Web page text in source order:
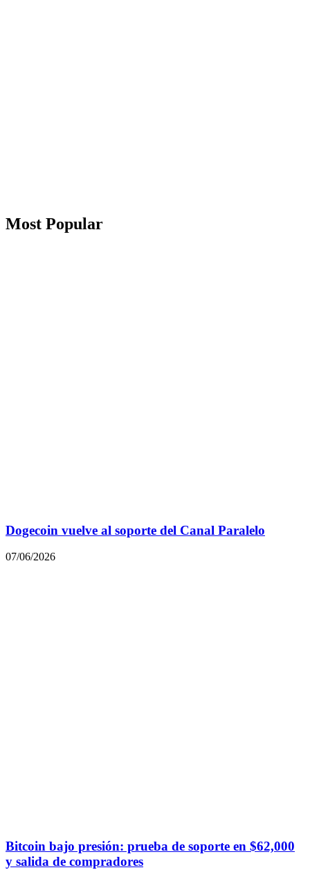
Most Popular
Dogecoin vuelve al soporte del Canal Paralelo
07/06/2026
Bitcoin bajo presión: prueba de soporte en $62,000
y salida de compradores